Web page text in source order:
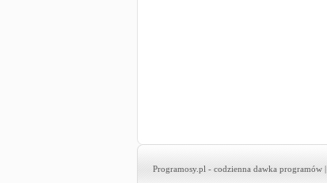
Programosy.pl - codzienna dawka programów |